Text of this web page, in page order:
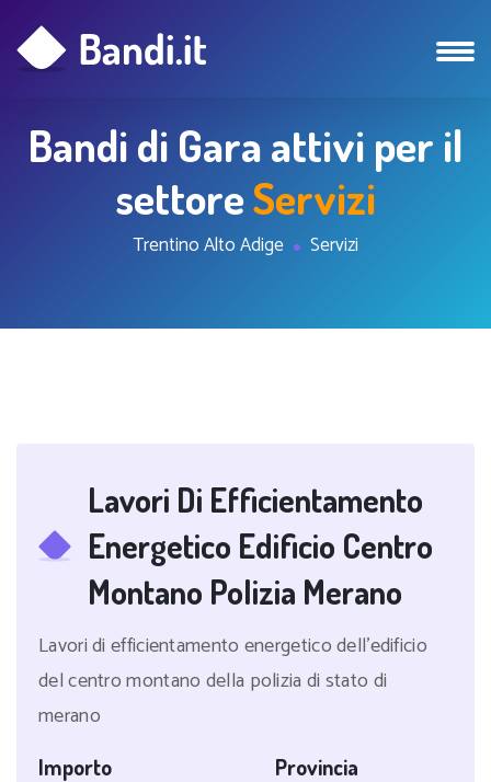
Bandi di Gara attivi per il
settoreServizi
Trentino Alto Adige Servizi
Lavori Di Efficientamento
Energetico Edificio Centro
Montano Polizia Merano
Lavori di efficientamento energetico dell'edificio
del centro montano della polizia di stato di
merano
Importo Provincia